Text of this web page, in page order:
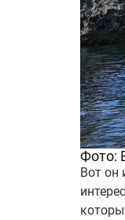
Фото:
Вот он